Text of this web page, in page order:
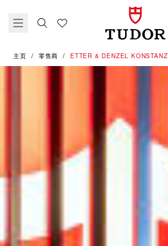
主页 零售商 ‭ETTER & DENZEL KONSTANZ‬